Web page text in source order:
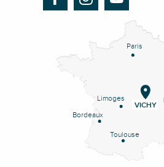
Paris
Limoges
Bordeaux
Toulouse
VICHY